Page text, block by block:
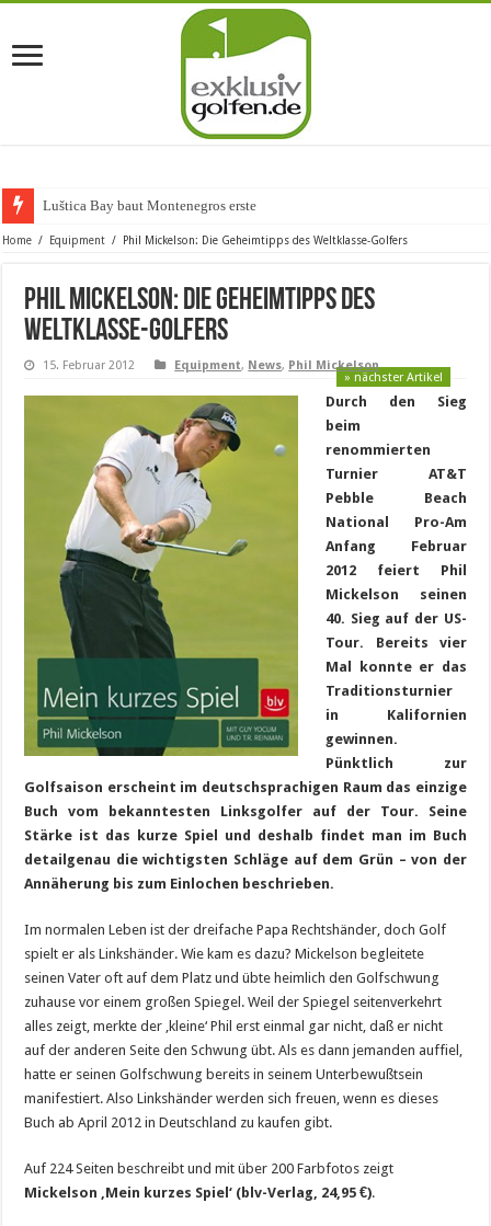
Luštica Bay baut Montenegros erste Golf-Com
Home / Equipment / Phil Mickelson: Die Geheimtipps des Weltklasse-Golfers
Phil Mickelson: Die Geheimtipps des
Weltklasse-Golfers
15. Februar 2012 Equipment, News, Phil Mickelson
» nächster Artikel
Durch den Sieg
beim
renommierten
Turnier AT&T
Pebble Beach
National Pro-Am
Anfang Februar
2012 feiert Phil
Mickelson seinen
40. Sieg auf der US-
Tour. Bereits vier
Mal konnte er das
Traditionsturnier
in Kalifornien
gewinnen.
Pünktlich zur
Golfsaison erscheint im deutschsprachigen Raum das einzige
Buch vom bekanntesten Linksgolfer auf der Tour. Seine
Stärke ist das kurze Spiel und deshalb findet man im Buch
detailgenau die wichtigsten Schläge auf dem Grün – von der
Annäherung bis zum Einlochen beschrieben.
Im normalen Leben ist der dreifache Papa Rechtshänder, doch Golf
spielt er als Linkshänder. Wie kam es dazu? Mickelson begleitete
seinen Vater oft auf dem Platz und übte heimlich den Golfschwung
zuhause vor einem großen Spiegel. Weil der Spiegel seitenverkehrt
alles zeigt, merkte der ‚kleine‘ Phil erst einmal gar nicht, daß er nicht
auf der anderen Seite den Schwung übt. Als es dann jemanden auffiel,
hatte er seinen Golfschwung bereits in seinem Unterbewußtsein
manifestiert. Also Linkshänder werden sich freuen, wenn es dieses
Buch ab April 2012 in Deutschland zu kaufen gibt.
Auf 224 Seiten beschreibt und mit über 200 Farbfotos zeigt
Mickelson ‚Mein kurzes Spiel‘ (blv-Verlag, 24,95 €).